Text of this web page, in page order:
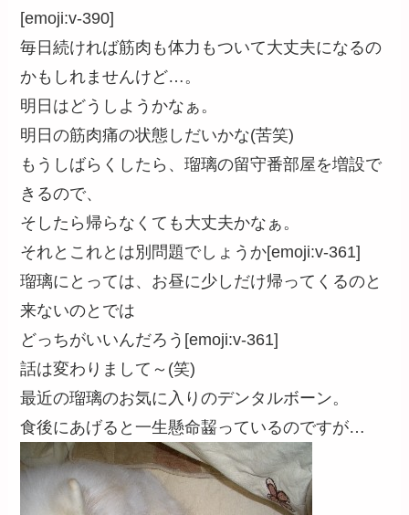
[emoji:v-390]
毎日続ければ筋肉も体力もついて大丈夫になるの
かもしれませんけど…。
明日はどうしようかなぁ。
明日の筋肉痛の状態しだいかな(苦笑)
もうしばらくしたら、瑠璃の留守番部屋を増設で
きるので、
そしたら帰らなくても大丈夫かなぁ。
それとこれとは別問題でしょうか[emoji:v-361]
瑠璃にとっては、お昼に少しだけ帰ってくるのと
来ないのとでは
どっちがいいんだろう[emoji:v-361]
話は変わりまして～(笑)
最近の瑠璃のお気に入りのデンタルボーン。
食後にあげると一生懸命齧っているのですが…